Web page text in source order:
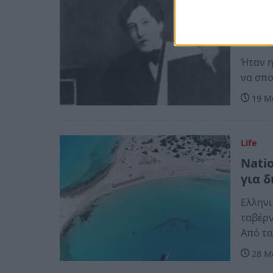
Ήταν
να
19
Life
για
Από
28